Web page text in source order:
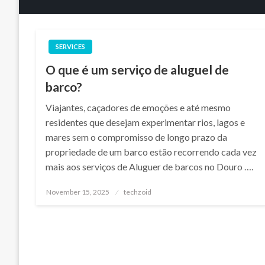
SERVICES
O que é um serviço de aluguel de
barco?
Viajantes, caçadores de emoções e até mesmo
residentes que desejam experimentar rios, lagos e
mares sem o compromisso de longo prazo da
propriedade de um barco estão recorrendo cada vez
mais aos serviços de Aluguer de barcos no Douro ….
Posted
November 15, 2025 techzoid